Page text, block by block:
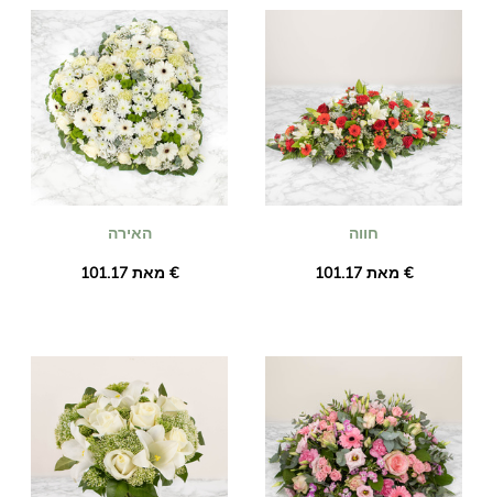
האירה
מאת ‏101.17 €
חווה
מאת ‏101.17 €